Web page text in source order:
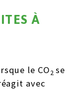
À
le CO2se
avec